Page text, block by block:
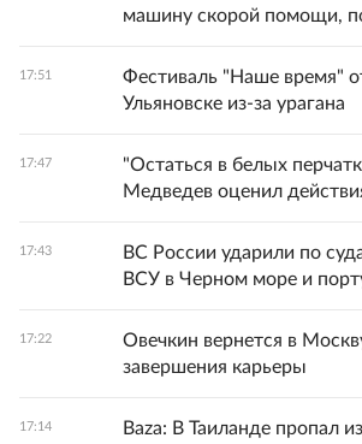
машину скорой помощи,
17:51
Фестиваль "Наше время"
Ульяновске из-за урагана
17:47
"Остаться в белых
Медведев оценил
17:43
ВС России ударили по
ВСУ в Черном море и
17:22
Овечкин вернется в
завершения карьеры
17:14
Baza: В Таиланде пропал